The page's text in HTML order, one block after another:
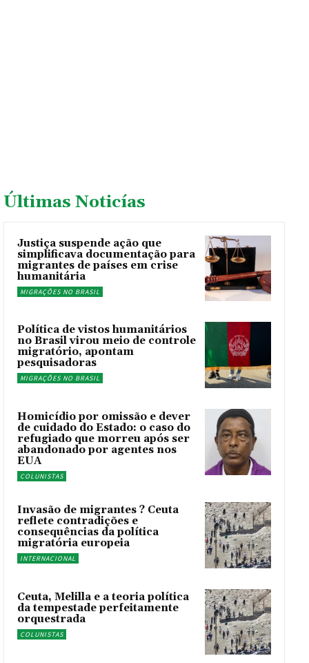
Últimas Noticías
Justiça suspende ação que
simplificava documentação para
migrantes de países em crise
humanitária
MIGRAÇÕES NO BRASIL
Política de vistos humanitários
no Brasil virou meio de controle
migratório, apontam
pesquisadoras
MIGRAÇÕES NO BRASIL
Homicídio por omissão e dever
de cuidado do Estado: o caso do
refugiado que morreu após ser
abandonado por agentes nos
EUA
COLUNISTAS
Invasão de migrantes ? Ceuta
reflete contradições e
consequências da política
migratória europeia
INTERNACIONAL
Ceuta, Melilla e a teoria política
da tempestade perfeitamente
orquestrada
COLUNISTAS